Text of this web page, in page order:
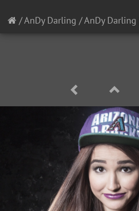
/AnDy Darling /AnDy Darling